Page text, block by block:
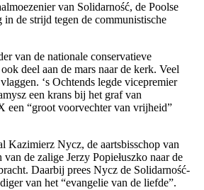
van Solidarność, de Poolse
de strijd tegen de communistische
van de nationale conservatieve
deel aan de mars naar de kerk. Veel
‘s Ochtends legde vicepremier
een krans bij het graf van
een “groot voorvechter van vrijheid”
Kazimierz Nycz, de aartsbisschop van
de zalige Jerzy Popiełuszko naar de
Daarbij prees Nycz de Solidarność-
van het “evangelie van de liefde”.